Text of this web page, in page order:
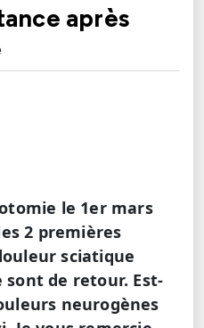
après
le 1er mars
2 premières
sciatique
sont de retour. Est-
neurogènes